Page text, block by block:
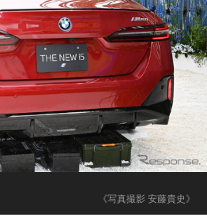
《写真撮影 安藤貴史》